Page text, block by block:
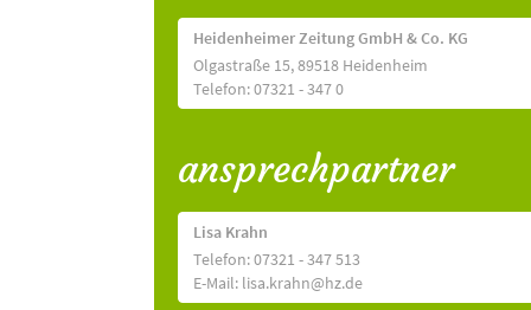
Heidenheimer Zeitung GmbH & Co. KG
Olgastraße 15, 89518 Heidenheim
Telefon: 07321 - 347 0
ansprechpartner
Lisa Krahn
Telefon: 07321 - 347 513
E-Mail: lisa.krahn@hz.de